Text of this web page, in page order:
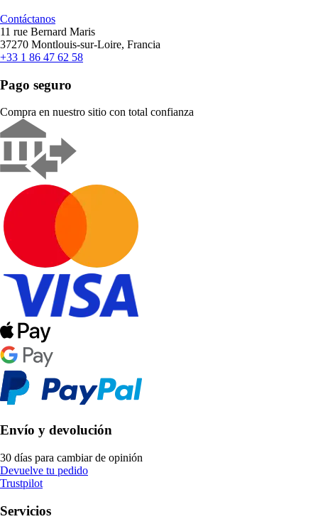
Contáctanos
11 rue Bernard Maris
37270 Montlouis-sur-Loire, Francia
+33 1 86 47 62 58
Pago seguro
Compra en nuestro sitio con total confianza
Envío y devolución
30 días para cambiar de opinión
Devuelve tu pedido
Trustpilot
Servicios